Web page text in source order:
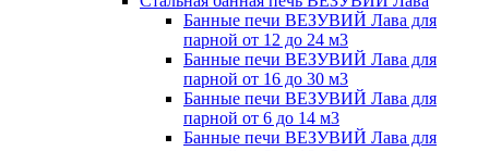
Банные печи ВЕЗУВИЙ Лава для
парной от 12 до 24 м3
Банные печи ВЕЗУВИЙ Лава для
парной от 16 до 30 м3
Банные печи ВЕЗУВИЙ Лава для
парной от 6 до 14 м3
Банные печи ВЕЗУВИЙ Лава для